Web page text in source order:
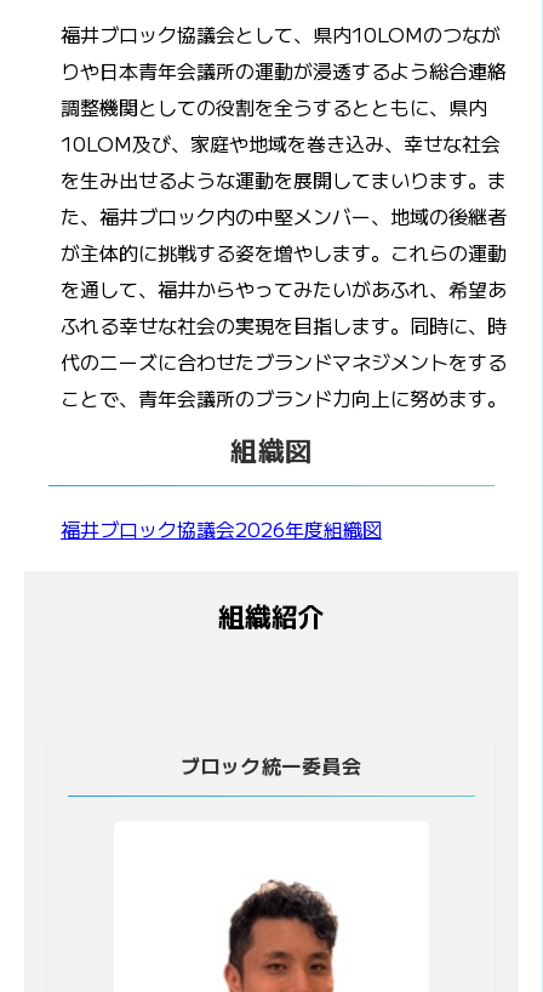
福井ブロック協議会として、県内10LOMのつなが
りや日本青年会議所の運動が浸透するよう総合連絡
調整機関としての役割を全うするとともに、県内
10LOM及び、家庭や地域を巻き込み、幸せな社会
を生み出せるような運動を展開してまいります。ま
た、福井ブロック内の中堅メンバー、地域の後継者
が主体的に挑戦する姿を増やします。これらの運動
を通して、福井からやってみたいがあふれ、希望あ
ふれる幸せな社会の実現を目指します。同時に、時
代のニーズに合わせたブランドマネジメントをする
ことで、青年会議所のブランド力向上に努めます。
組織図
福井ブロック協議会2026年度組織図
組織紹介
ブロック統一委員会